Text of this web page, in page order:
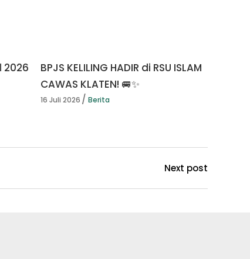
2026
BPJS KELILING HADIR di RSU ISLAM
CAWAS KLATEN! 🚐✨
16 Juli 2026 Berita
Next post